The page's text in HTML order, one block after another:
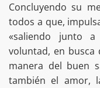
Concluyendo su
todos a que,
«saliendo junto
voluntad, en busca
manera del buen
también el amor,